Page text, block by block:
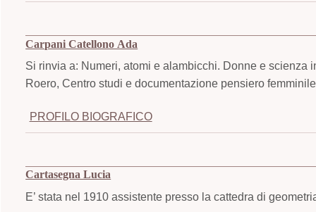
Carpani Catellono Ada
Si rinvia a: Numeri, atomi e alambicchi. Donne e scienza
Roero, Centro studi e documentazione pensiero
PROFILO BIOGRAFICO
Cartasegna Lucia
E’ stata nel 1910 assistente presso la cattedra di